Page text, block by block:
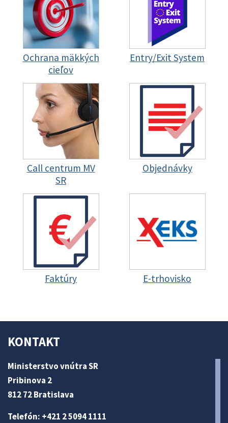
Ochrana mäkkých
cieľov
Entry/Exit System
Call centrum MV
SR
Objednávky
Faktúry E-trhovisko
KONTAKT
Ministerstvo vnútra SR
Pribinova 2
812 72 Bratislava
Telefón: +421 2 5094 1111